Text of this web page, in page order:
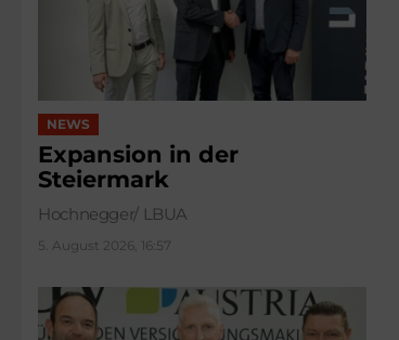
NEWS
Expansion in der
Steiermark
Hochnegger/ LBUA
5. August 2026, 16:57